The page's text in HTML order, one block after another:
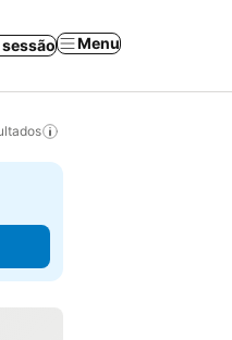
Menu